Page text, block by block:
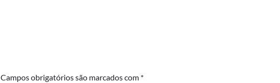
Campos obrigatórios são marcados com *